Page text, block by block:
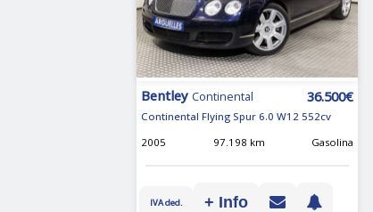
Bentley Continental 36.500€
Continental Flying Spur 6.0 W12 552cv
2005
97.198 km Gasolina
IVA ded. + Info